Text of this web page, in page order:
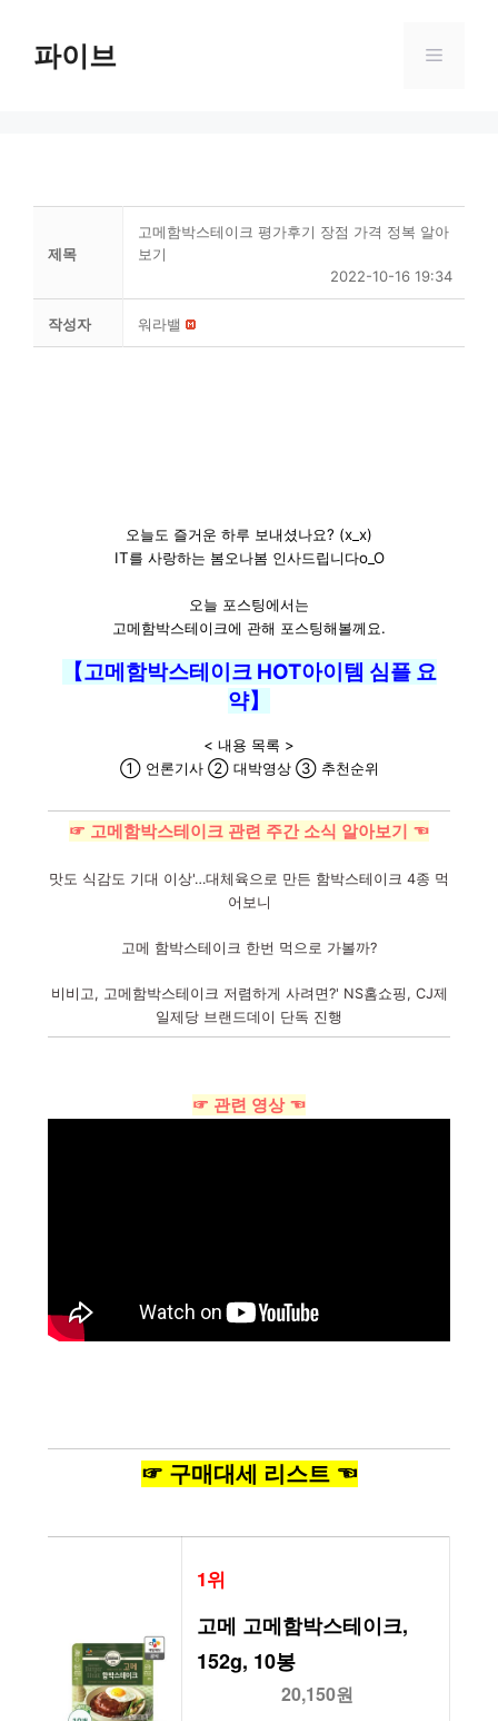
content파이브 Menu
제목
고메함박스테이크 평가후기 장점 가격 정복 알아
보기
2022-10-16 19:34
작성자 워라밸
오늘도 즐거운 하루 보내셨나요? (x_x)
IT를 사랑하는 봄오나봄 인사드립니다o_O
오늘 포스팅에서는
고메함박스테이크에 관해 포스팅해볼께요.
【고메함박스테이크 HOT아이템 심플 요
약】
< 내용 목록 >
① 언론기사 ② 대박영상 ③ 추천순위
☞ 고메함박스테이크 관련 주간 소식 알아보기 ☜
맛도 식감도 기대 이상'…대체육으로 만든 함박스테이크 4종 먹
어보니
고메 함박스테이크 한번 먹으로 가볼까?
비비고, 고메함박스테이크 저렴하게 사려면?' NS홈쇼핑, CJ제
일제당 브랜드데이 단독 진행
☞ 관련 영상 ☜
☞ 구매대세 리스트 ☜
1위
고메 고메함박스테이크,
152g, 10봉
20,150원